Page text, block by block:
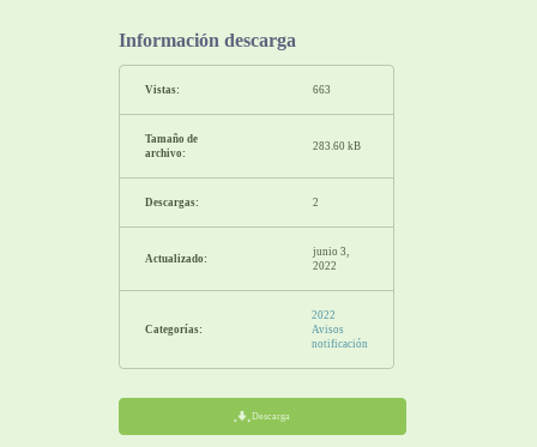
Información descarga
Vistas: 663
Tamaño de
archivo:
283.60 kB
Descargas: 2
Actualizado:
junio 3,
2022
Categorías:
2022
Avisos
notificación
Descarga